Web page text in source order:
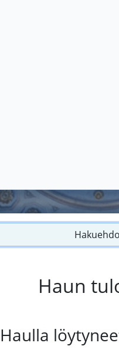
Haun
Haulla